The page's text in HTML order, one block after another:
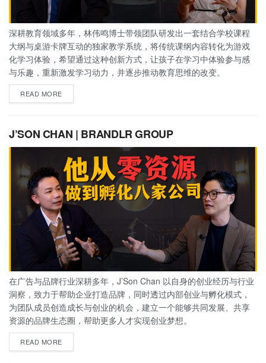
深耕教育领域多年，林伟鸣博士带领团队研发出一套结合学校课程
大纲与桌游卡牌互动的独家教学系统，将传统课纲内容转化为游戏
化学习体验，希望通过这种创新方式，让孩子在学习中体验参与感
与乐趣，重新激发学习动力，并逐步推动教育思维的改变。
READ MORE
J’SON CHAN | BRANDLR GROUP
在广告与品牌行业深耕多年，J’Son Chan 以自身的创业经历与行业
洞察，致力于帮助企业打造品牌，同时透过内部创业与孵化模式，
为团队成员创造成长与创业的机会，建立一个能够共同发展、共享
资源的品牌生态圈，帮助更多人才实现创业梦想。
READ MORE